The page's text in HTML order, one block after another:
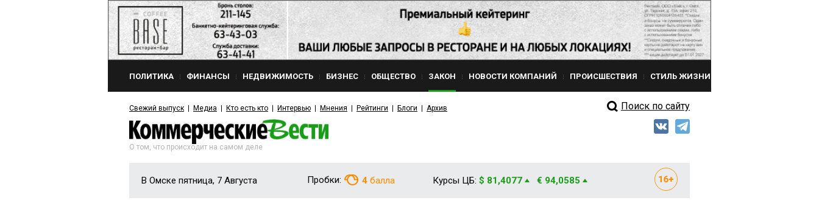
ПОЛИТИКА ФИНАНСЫ НЕДВИЖИМОСТЬ БИЗНЕС ОБЩЕСТВО ЗАКОН НОВОСТИ КОМПАНИЙ ПРОИСШЕСТВИЯ СТИЛЬ ЖИЗНИ
Свежий выпуск Медиа Кто есть кто Интервью Мнения Рейтинги Блоги Архив Поиск по сайту
О том, что происходит на самом деле
В Омске пятница, 7 Августа Пробки: 4 балла Курсы ЦБ: $ 81,4077 € 94,0585